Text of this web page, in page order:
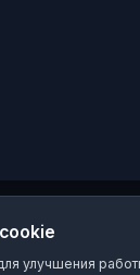
улучшения